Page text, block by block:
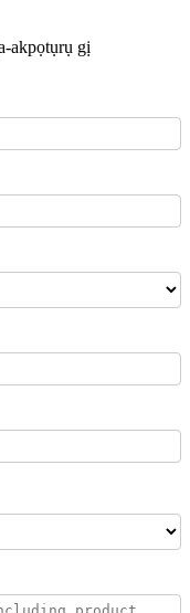
akpọtụrụ gị